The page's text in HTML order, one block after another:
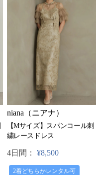
niana（ニアナ）
【Mサイズ】スパンコール刺
繍レースドレス
4日間： ¥8,500
2着どちらかレンタル可